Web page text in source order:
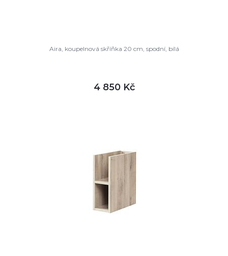
Aira, koupelnová skříňka 20 cm, spodní, bílá
4 850 Kč